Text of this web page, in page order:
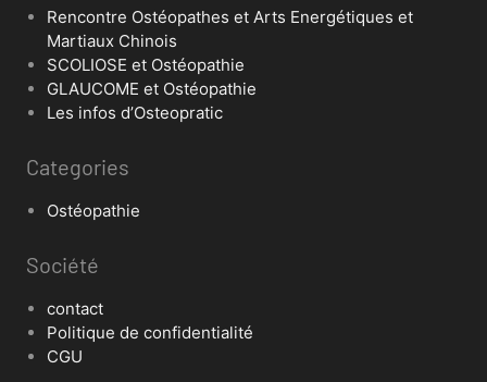
Rencontre Ostéopathes et Arts Energétiques et
Martiaux Chinois
SCOLIOSE et Ostéopathie
GLAUCOME et Ostéopathie
Les infos d’Osteopratic
Categories
Ostéopathie
Société
contact
Politique de confidentialité
CGU